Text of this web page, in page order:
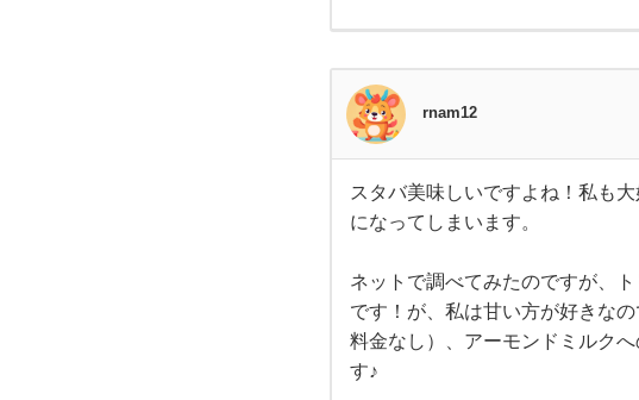
を
教
え
て
だ
さ
で
ミー
ルテ
ィー
ロリ
rnam12
スタ
バ美
すよ
ね！
私も
大好
きで
す
スタバ美味しいですよね！私も
になってしまいます。
ネットで調べてみたのですが、
です！が、私は甘い方が好きな
料金なし）、アーモンドミルク
す♪